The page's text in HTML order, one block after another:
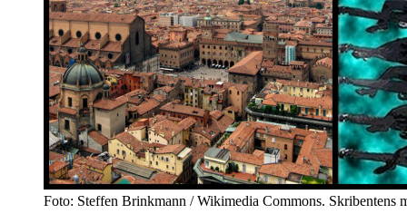
Foto: Steffen Brinkmann / Wikimedia Commons. Skribentens